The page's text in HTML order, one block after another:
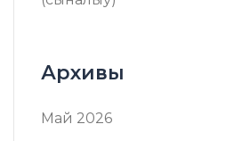
Архивы
Май 2026